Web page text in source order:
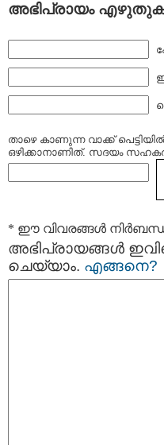
അഭിപ്രായം
താഴെ കാണുന്ന വാക്ക്
ഒഴിക്കാനാണിത്. സദയം
* ഈ വിവരങ്ങള്‍
അഭിപ്രായങ്ങള്‍
ചെയ്യാം. എങ്ങനെ?